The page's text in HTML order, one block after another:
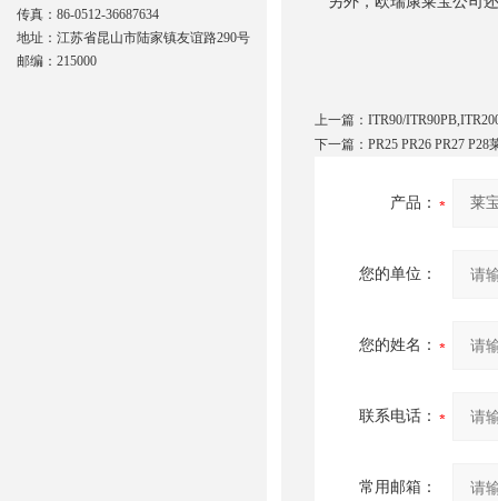
上一篇： ITR90/
下一篇： PR25 PR26 PR27
产品：
您的单位：
您的姓名：
联系电话：
常用邮箱：
传真：86-0512-36687634
地址：江苏省昆山市陆家镇友谊路290号
邮编：215000